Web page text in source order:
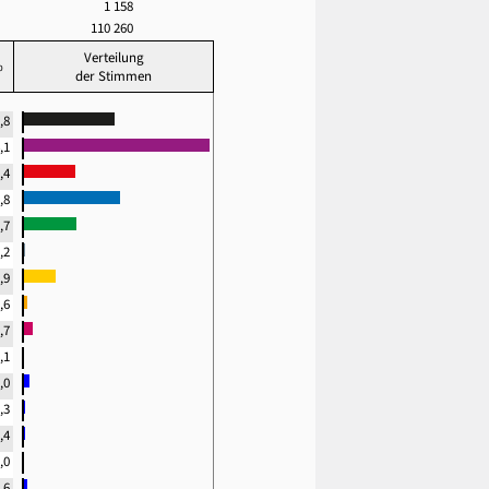
1 158
110 260
Verteilung
der Stimmen